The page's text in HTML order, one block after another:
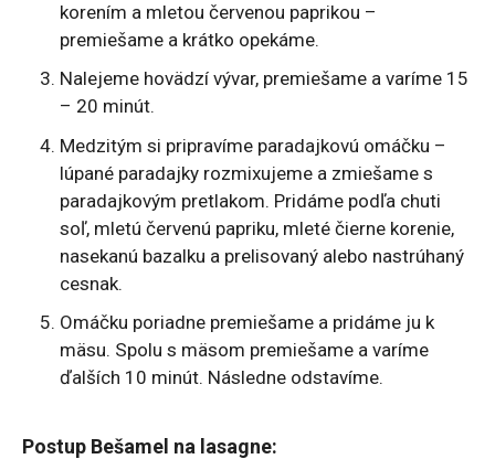
korením a mletou červenou paprikou –
premiešame a krátko opekáme.
Nalejeme hovädzí vývar, premiešame a varíme 15
– 20 minút.
Medzitým si pripravíme paradajkovú omáčku –
lúpané paradajky rozmixujeme a zmiešame s
paradajkovým pretlakom. Pridáme podľa chuti
soľ, mletú červenú papriku, mleté čierne korenie,
nasekanú bazalku a prelisovaný alebo nastrúhaný
cesnak.
Omáčku poriadne premiešame a pridáme ju k
mäsu. Spolu s mäsom premiešame a varíme
ďalších 10 minút. Následne odstavíme.
Postup Bešamel na lasagne: